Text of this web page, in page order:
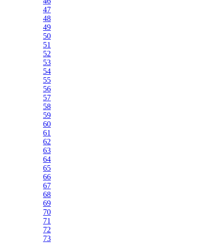
47
48
49
50
51
52
53
54
55
56
57
58
59
60
61
62
63
64
65
66
67
68
69
70
71
72
73